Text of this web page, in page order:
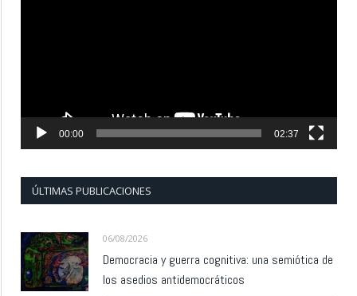
00:00 02:37
ÚLTIMAS PUBLICACIONES
06/08/2026
Democracia y guerra cognitiva: una semiótica de
los asedios antidemocráticos